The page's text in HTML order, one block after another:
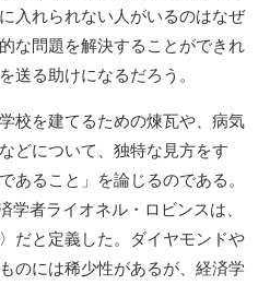
入れられない人がいるのはなぜ
な問題を解決することができれ
送る助けになるだろう。
校を建てるための煉瓦や、病気
どについて、独特な見方をす
あること」を論じるのである。
学者ライオネル・ロビンスは、
だと定義した。ダイヤモンドや
のには稀少性があるが、経済学